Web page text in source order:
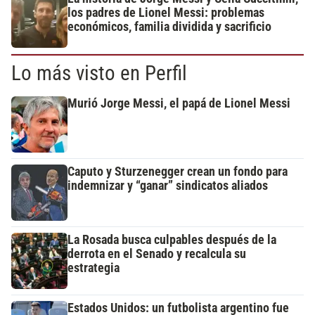
los padres de Lionel Messi: problemas
económicos, familia dividida y sacrificio
Lo más visto en Perfil
Murió Jorge Messi, el papá de Lionel Messi
Caputo y Sturzenegger crean un fondo para
indemnizar y “ganar” sindicatos aliados
La Rosada busca culpables después de la
derrota en el Senado y recalcula su
estrategia
Estados Unidos: un futbolista argentino fue